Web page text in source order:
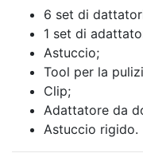
6 set di
1 set di
Astuccio;
Tool per la
Clip;
Adattatore da
Astuccio rigido.